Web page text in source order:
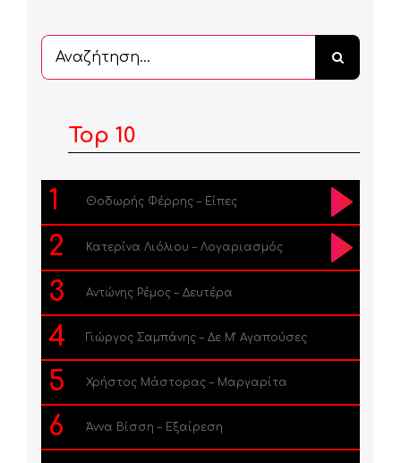
Αναζήτηση
...
Top 10
1 Θοδωρής Φέρρης – Είπες
2 Κατερίνα Λιόλιου – Λογαριασμός
3 Αντώνης Ρέμος – Δευτέρα
4 Γιώργος Σαμπάνης – Δε Μ’ Αγαπούσες
5 Χρήστος Μάστορας – Μαργαρίτα
6 Άννα Βίσση – Εξαίρεση